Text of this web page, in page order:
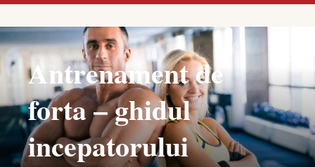
Antrenament de
forta – ghidul
incepatorului